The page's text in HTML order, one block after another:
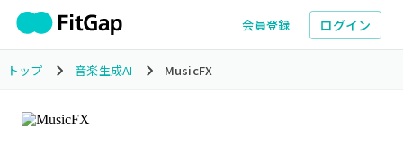
会員登録 ログイン
トップ 音楽生成AI MusicFX